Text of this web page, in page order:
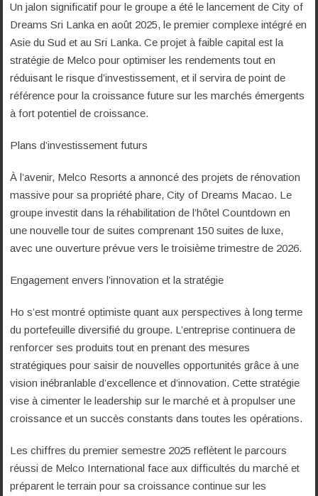
Un jalon significatif pour le groupe a été le lancement de City of
Dreams Sri Lanka en août 2025, le premier complexe intégré en
Asie du Sud et au Sri Lanka. Ce projet à faible capital est la
stratégie de Melco pour optimiser les rendements tout en
réduisant le risque d’investissement, et il servira de point de
référence pour la croissance future sur les marchés émergents
à fort potentiel de croissance.
Plans d’investissement futurs
À l’avenir, Melco Resorts a annoncé des projets de rénovation
massive pour sa propriété phare, City of Dreams Macao. Le
groupe investit dans la réhabilitation de l’hôtel Countdown en
une nouvelle tour de suites comprenant 150 suites de luxe,
avec une ouverture prévue vers le troisième trimestre de 2026.
Engagement envers l’innovation et la stratégie
Ho s’est montré optimiste quant aux perspectives à long terme
du portefeuille diversifié du groupe. L’entreprise continuera de
renforcer ses produits tout en prenant des mesures
stratégiques pour saisir de nouvelles opportunités grâce à une
vision inébranlable d’excellence et d’innovation. Cette stratégie
vise à cimenter le leadership sur le marché et à propulser une
croissance et un succès constants dans toutes les opérations.
Les chiffres du premier semestre 2025 reflètent le parcours
réussi de Melco International face aux difficultés du marché et
préparent le terrain pour sa croissance continue sur les